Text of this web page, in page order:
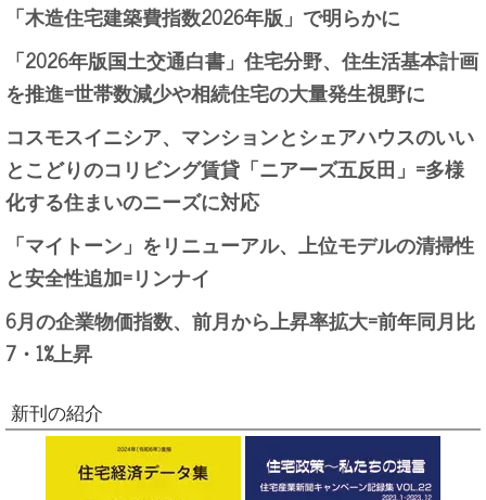
「木造住宅建築費指数2026年版」で明らかに
「2026年版国土交通白書」住宅分野、住生活基本計画
を推進=世帯数減少や相続住宅の大量発生視野に
コスモスイニシア、マンションとシェアハウスのいい
とこどりのコリビング賃貸「ニアーズ五反田」=多様
化する住まいのニーズに対応
「マイトーン」をリニューアル、上位モデルの清掃性
と安全性追加=リンナイ
6月の企業物価指数、前月から上昇率拡大=前年同月比
7・1%上昇
新刊の紹介